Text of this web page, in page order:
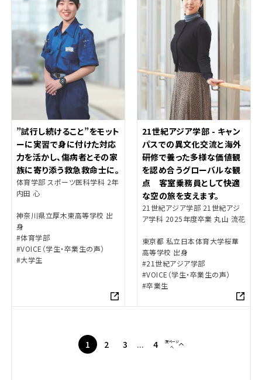
”試行し続けること”をモット
ーに実習で身に付けた対応
力を活かし、傷病者とその家
族に寄り添う救急救命士に。
体育学部 スポーツ医科学科 2年
内田 心
神奈川県立厚木東高等学校 出
身
#体育学部
#VOICE（学生・卒業生の声）
#大学生
21世紀アジア学部 - キャン
パスでの異文化交流と海外
研修で養った多様な価値観
を認め合うグローバルな観
点 客室乗務員として快適
な空の旅を支えます。
21世紀アジア学部 21世紀アジ
ア学科 2025年度卒業 丸山 流花
東京都 私立日本体育大学桜華
高等学校 出身
#21世紀アジア学部
#VOICE（学生・卒業生の声）
#卒業生
1 2 3 ... 4
次ページ
へ